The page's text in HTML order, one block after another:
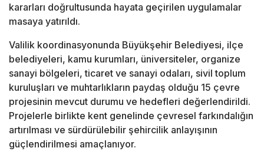
kararları doğrultusunda hayata geçirilen uygulamalar
masaya yatırıldı.
Valilik koordinasyonunda Büyükşehir Belediyesi, ilçe
belediyeleri, kamu kurumları, üniversiteler, organize
sanayi bölgeleri, ticaret ve sanayi odaları, sivil toplum
kuruluşları ve muhtarlıkların paydaş olduğu 15 çevre
projesinin mevcut durumu ve hedefleri değerlendirildi.
Projelerle birlikte kent genelinde çevresel farkındalığın
artırılması ve sürdürülebilir şehircilik anlayışının
güçlendirilmesi amaçlanıyor.